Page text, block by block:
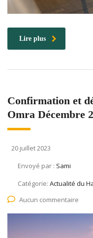
Lire plus
Confirmation et
Omra Décembre
20 juillet 2023
Envoyé par : Sami
Catégorie: Actualité du
Aucun commentaire